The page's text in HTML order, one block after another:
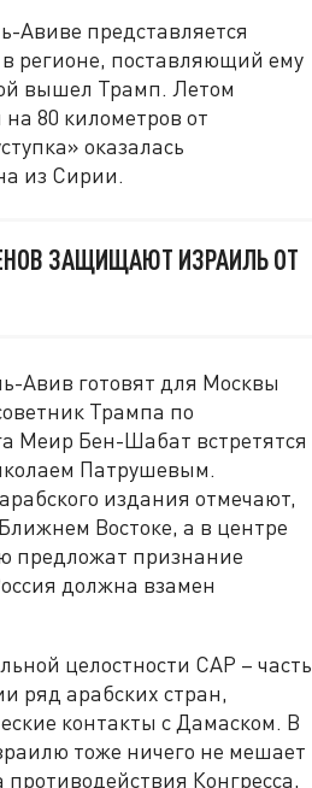
Авиве представляется
регионе, поставляющий ему
вышел Трамп. Летом
80 километров от
оказалась
из Сирии.
ЗАЩИЩАЮТ ИЗРАИЛЬ ОТ
Авив готовят для Москвы
Трампа по
Меир Бен-Шабат встретятся
Патрушевым.
издания отмечают,
Востоке, а в центре
предложат признание
должна взамен
целостности САР – часть
ряд арабских стран,
контакты с Дамаском. В
тоже ничего не мешает
Конгресса,